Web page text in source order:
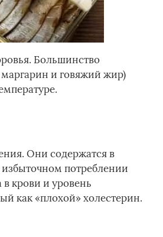
Большинство
маргарин и говяжий жир)
Они содержатся в
потреблении
крови и уровень
как «плохой» холестерин.